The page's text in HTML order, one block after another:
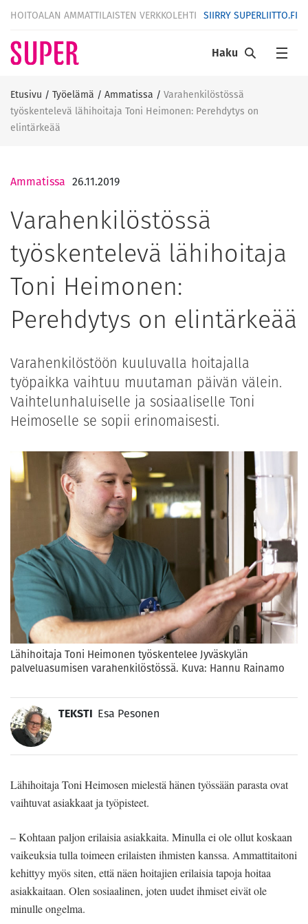
HOITOALAN AMMATTILAISTEN VERKKOLEHTI SIIRRY SUPERLIITTO.FI
Haku
Etusivu / Työelämä / Ammatissa / Varahenkilöstössä
työskentelevä lähihoitaja Toni Heimonen: Perehdytys on
elintärkeää
Ammatissa 26.11.2019
Varahenkilöstössä
työskentelevä lähihoitaja
Toni Heimonen:
Perehdytys on elintärkeää
Varahenkilöstöön kuuluvalla hoitajalla
työpaikka vaihtuu muutaman päivän välein.
Vaihtelunhaluiselle ja sosiaaliselle Toni
Heimoselle se sopii erinomaisesti.
Lähihoitaja Toni Heimonen työskentelee Jyväskylän
palveluasumisen varahenkilöstössä. Kuva: Hannu Rainamo
TEKSTI Esa Pesonen
Lähihoitaja Toni Heimosen mielestä hänen työssään parasta ovat
vaihtuvat asiakkaat ja työpisteet.
– Kohtaan paljon erilaisia asiakkaita. Minulla ei ole ollut koskaan
vaikeuksia tulla toimeen erilaisten ihmisten kanssa. Ammattitaitoni
kehittyy myös siten, että näen hoitajien erilaisia tapoja hoitaa
asiakkaitaan. Olen sosiaalinen, joten uudet ihmiset eivät ole
minulle ongelma.